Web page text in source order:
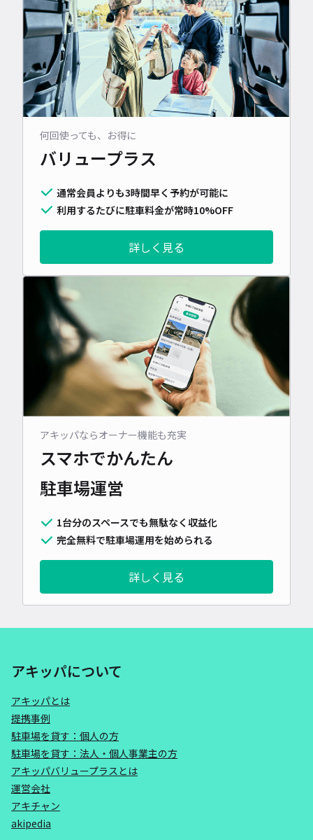
何回使っても、お得に
バリュープラス
通常会員よりも3時間早く予約が可能に
利用するたびに駐車料金が常時10%OFF
詳しく見る
アキッパならオーナー機能も充実
スマホでかんたん
駐車場運営
1台分のスペースでも無駄なく収益化
完全無料で駐車場運用を始められる
詳しく見る
アキッパについて
アキッパとは
提携事例
駐車場を貸す：個人の方
駐車場を貸す：法人・個人事業主の方
アキッパバリュープラスとは
運営会社
アキチャン
akipedia